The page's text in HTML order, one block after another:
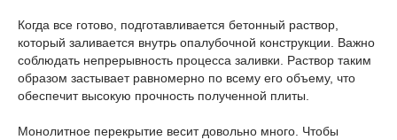
Когда все готово, подготавливается бетонный раствор,
который заливается внутрь опалубочной конструкции. Важно
соблюдать непрерывность процесса заливки. Раствор таким
образом застывает равномерно по всему его объему, что
обеспечит высокую прочность полученной плиты.
Монолитное перекрытие весит довольно много. Чтобы